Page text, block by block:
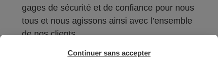
gages de sécurité et de confiance pour nous
tous et nous agissons ainsi avec l’ensemble
de nos clients.
Continuer sans accepter